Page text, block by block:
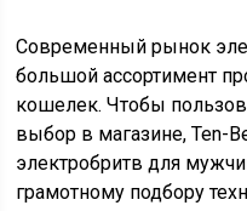
Современный рынок
большой ассортимент
кошелек. Чтобы
выбор в магазине, Ten-
электробритв для
грамотному подбору